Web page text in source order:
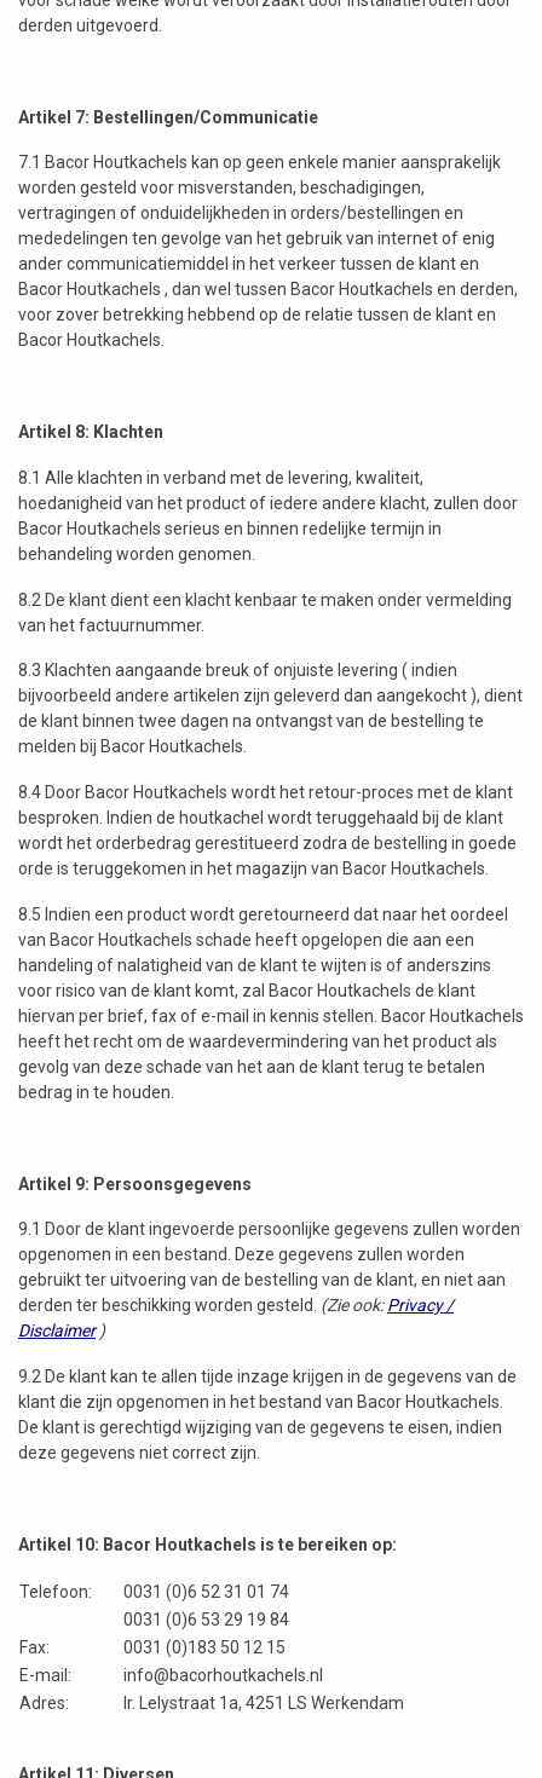
derden uitgevoerd.
Artikel 7: Bestellingen/Communicatie
7.1 Bacor Houtkachels kan op geen enkele manier aansprakelijk
worden gesteld voor misverstanden, beschadigingen,
vertragingen of onduidelijkheden in orders/bestellingen en
mededelingen ten gevolge van het gebruik van internet of enig
ander communicatiemiddel in het verkeer tussen de klant en
Bacor Houtkachels , dan wel tussen Bacor Houtkachels en derden,
voor zover betrekking hebbend op de relatie tussen de klant en
Bacor Houtkachels.
Artikel 8: Klachten
8.1 Alle klachten in verband met de levering, kwaliteit,
hoedanigheid van het product of iedere andere klacht, zullen door
Bacor Houtkachels serieus en binnen redelijke termijn in
behandeling worden genomen.
8.2 De klant dient een klacht kenbaar te maken onder vermelding
van het factuurnummer.
8.3 Klachten aangaande breuk of onjuiste levering ( indien
bijvoorbeeld andere artikelen zijn geleverd dan aangekocht ), dient
de klant binnen twee dagen na ontvangst van de bestelling te
melden bij Bacor Houtkachels.
8.4 Door Bacor Houtkachels wordt het retour-proces met de klant
besproken. Indien de houtkachel wordt teruggehaald bij de klant
wordt het orderbedrag gerestitueerd zodra de bestelling in goede
orde is teruggekomen in het magazijn van Bacor Houtkachels.
8.5 Indien een product wordt geretourneerd dat naar het oordeel
van Bacor Houtkachels schade heeft opgelopen die aan een
handeling of nalatigheid van de klant te wijten is of anderszins
voor risico van de klant komt, zal Bacor Houtkachels de klant
hiervan per brief, fax of e-mail in kennis stellen. Bacor Houtkachels
heeft het recht om de waardevermindering van het product als
gevolg van deze schade van het aan de klant terug te betalen
bedrag in te houden.
Artikel 9: Persoonsgegevens
9.1 Door de klant ingevoerde persoonlijke gegevens zullen worden
opgenomen in een bestand. Deze gegevens zullen worden
gebruikt ter uitvoering van de bestelling van de klant, en niet aan
derden ter beschikking worden gesteld. (Zie ook:Privacy /
Disclaimer)
9.2 De klant kan te allen tijde inzage krijgen in de gegevens van de
klant die zijn opgenomen in het bestand van Bacor Houtkachels.
De klant is gerechtigd wijziging van de gegevens te eisen, indien
deze gegevens niet correct zijn.
Artikel 10: Bacor Houtkachels is te bereiken op:
Telefoon:
0031 (0)6 52 31 01 74
0031 (0)6 53 29 19 84
Fax:
0031 (0)183 50 12 15
E-mail:
info@bacorhoutkachels.nl
Adres:
Ir. Lelystraat 1a, 4251 LS Werkendam